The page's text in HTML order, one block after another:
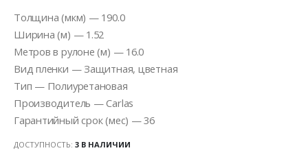
Толщина (мкм) — 190.0
Ширина (м) — 1.52
Метров в рулоне (м) — 16.0
Вид пленки — Защитная, цветная
Тип — Полиуретановая
Производитель — Carlas
Гарантийный срок (мес) — 36
ДОСТУПНОСТЬ: 3 В НАЛИЧИИ